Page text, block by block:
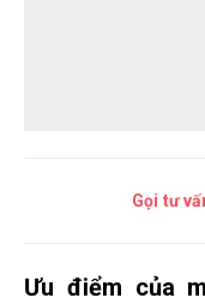
Gọi tư
Ưu điểm của